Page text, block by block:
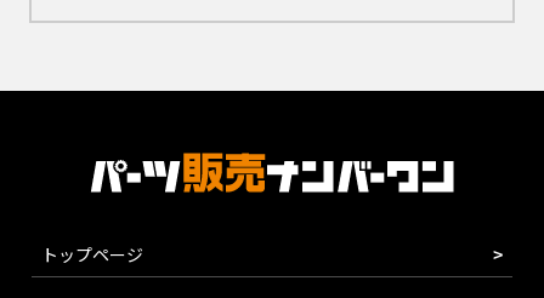
トップページ